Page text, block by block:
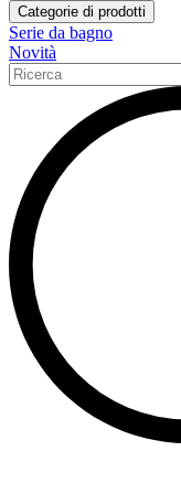
Categorie di prodotti
Serie da bagno
Novità